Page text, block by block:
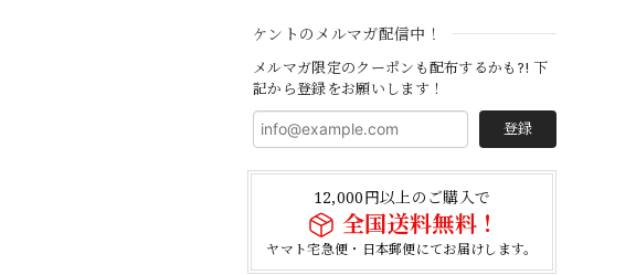
ケントのメルマガ配信中！
メルマガ限定のクーポンも配布するかも?! 下
記から登録をお願いします！
登録
12,000円以上のご購入で
全国送料無料！
ヤマト宅急便・日本郵便にてお届けします。